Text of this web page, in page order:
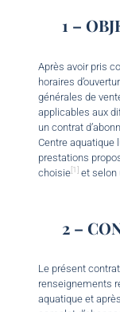
1 –
Après avoir pris
horaires
générales de
applicables aux
un contrat
Centre aquatique
prestations
choisie[1] et selon
2 –
Le présent
renseignements
aquatique et